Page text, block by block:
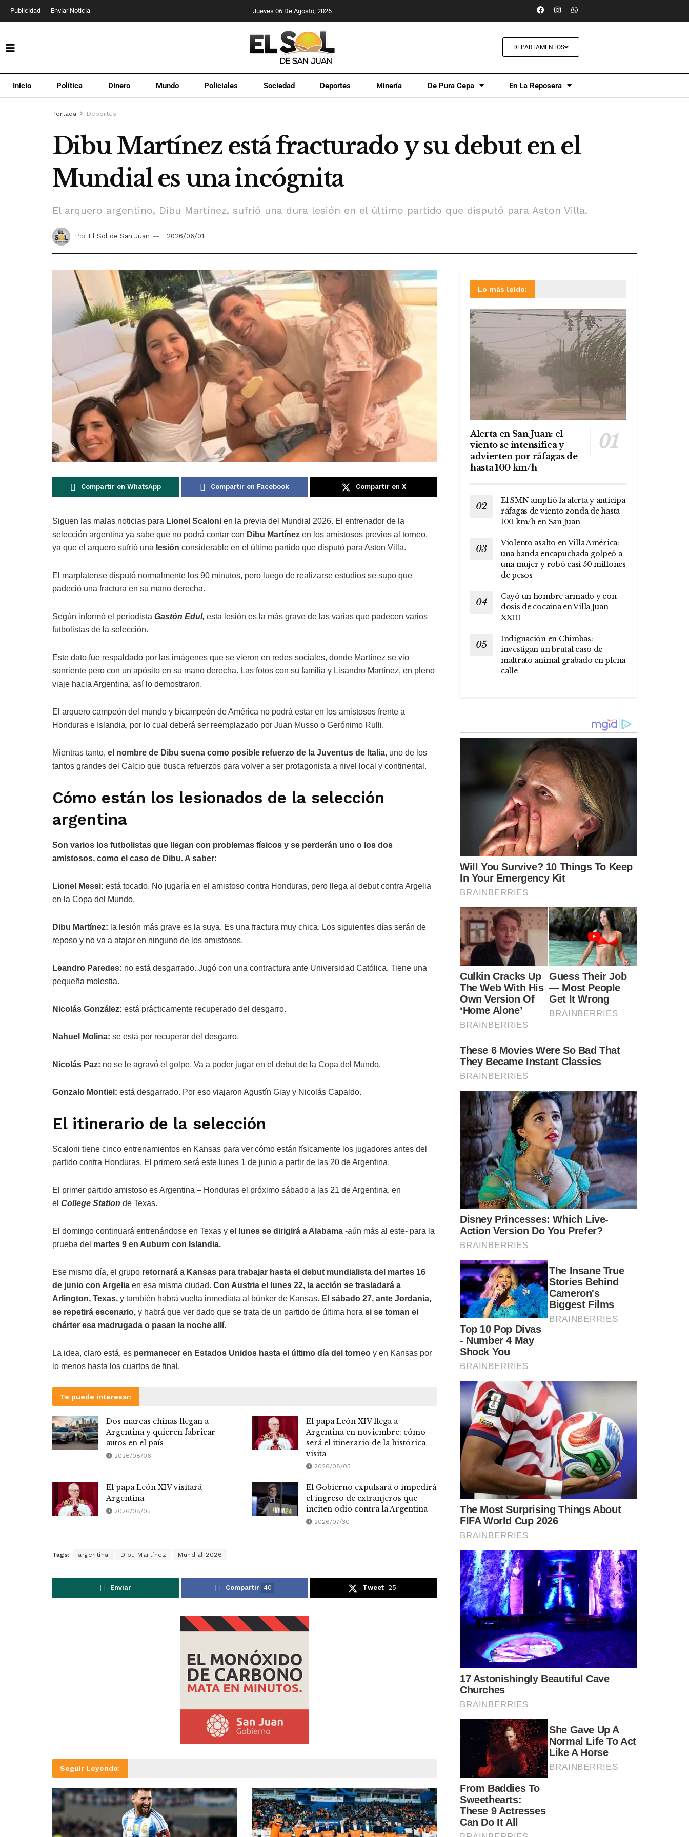
Publicidad Enviar Noticia Jueves 06 De Agosto, 2026
DEPARTAMENTOS
Inicio Política Dinero Mundo Policiales Sociedad Deportes Minería De Pura Cepa En La Reposera
Portada Deportes
Dibu Martínez está fracturado y su debut en el
Mundial es una incógnita
El arquero argentino, Dibu Martínez, sufrió una dura lesión en el último partido que disputó para Aston Villa.
Por El Sol de San Juan 2026/06/01
Compartir en WhatsApp Compartir en Facebook Compartir en X
Siguen las malas noticias para Lionel Scaloni en la previa del Mundial 2026. El entrenador de la
selección argentina ya sabe que no podrá contar con Dibu Martínez en los amistosos previos al torneo,
ya que el arquero sufrió una lesión considerable en el último partido que disputó para Aston Villa.
El marplatense disputó normalmente los 90 minutos, pero luego de realizarse estudios se supo que
padeció una fractura en su mano derecha.
Según informó el periodista Gastón Edul, esta lesión es la más grave de las varias que padecen varios
futbolistas de la selección.
Este dato fue respaldado por las imágenes que se vieron en redes sociales, donde Martínez se vio
sonriente pero con un apósito en su mano derecha. Las fotos con su familia y Lisandro Martínez, en pleno
viaje hacia Argentina, así lo demostraron.
El arquero campeón del mundo y bicampeón de América no podrá estar en los amistosos frente a
Honduras e Islandia, por lo cual deberá ser reemplazado por Juan Musso o Gerónimo Rulli.
Mientras tanto, el nombre de Dibu suena como posible refuerzo de la Juventus de Italia, uno de los
tantos grandes del Calcio que busca refuerzos para volver a ser protagonista a nivel local y continental.
Cómo están los lesionados de la selección
argentina
Son varios los futbolistas que llegan con problemas físicos y se perderán uno o los dos
amistosos, como el caso de Dibu. A saber:
Lionel Messi: está tocado. No jugaría en el amistoso contra Honduras, pero llega al debut contra Argelia
en la Copa del Mundo.
Dibu Martínez: la lesión más grave es la suya. Es una fractura muy chica. Los siguientes días serán de
reposo y no va a atajar en ninguno de los amistosos.
Leandro Paredes: no está desgarrado. Jugó con una contractura ante Universidad Católica. Tiene una
pequeña molestia.
Nicolás González: está prácticamente recuperado del desgarro.
Nahuel Molina: se está por recuperar del desgarro.
Nicolás Paz: no se le agravó el golpe. Va a poder jugar en el debut de la Copa del Mundo.
Gonzalo Montiel: está desgarrado. Por eso viajaron Agustín Giay y Nicolás Capaldo.
El itinerario de la selección
Scaloni tiene cinco entrenamientos en Kansas para ver cómo están físicamente los jugadores antes del
partido contra Honduras. El primero será este lunes 1 de junio a partir de las 20 de Argentina.
El primer partido amistoso es Argentina – Honduras el próximo sábado a las 21 de Argentina, en
el College Station de Texas.
El domingo continuará entrenándose en Texas y el lunes se dirigirá a Alabama -aún más al este- para la
prueba del martes 9 en Auburn con Islandia.
Ese mismo día, el grupo retornará a Kansas para trabajar hasta el debut mundialista del martes 16
de junio con Argelia en esa misma ciudad. Con Austria el lunes 22, la acción se trasladará a
Arlington, Texas, y también habrá vuelta inmediata al búnker de Kansas. El sábado 27, ante Jordania,
se repetirá escenario, y habrá que ver dado que se trata de un partido de última hora si se toman el
chárter esa madrugada o pasan la noche allí.
La idea, claro está, es permanecer en Estados Unidos hasta el último día del torneo y en Kansas por
lo menos hasta los cuartos de final.
Te puede interesar:
Dos marcas chinas llegan a
Argentina y quieren fabricar
autos en el país
2026/08/06
El papa León XIV llega a
Argentina en noviembre: cómo
será el itinerario de la histórica
visita
2026/08/05
El papa León XIV visitará
Argentina
2026/08/05
El Gobierno expulsará o impedirá
el ingreso de extranjeros que
inciten odio contra la Argentina
2026/07/30
Tags: argentina Dibu Martínez Mundial 2026
Enviar Compartir 40 Tweet 25
Seguir Leyendo:
Lo más leído:
Alerta en San Juan: el
viento se intensifica y
advierten por ráfagas de
hasta 100 km/h
El SMN amplió la alerta y anticipa
ráfagas de viento zonda de hasta
100 km/h en San Juan
Violento asalto en Villa América:
una banda encapuchada golpeó a
una mujer y robó casi 50 millones
de pesos
Cayó un hombre armado y con
dosis de cocaína en Villa Juan
XXIII
Indignación en Chimbas:
investigan un brutal caso de
maltrato animal grabado en plena
calle